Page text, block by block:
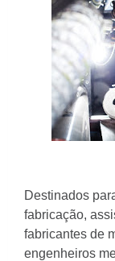
Destinados
fabricação,
fabricantes de
engenheiros